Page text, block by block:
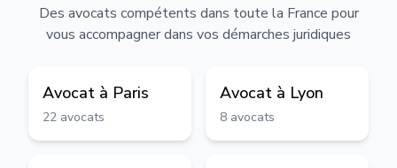
Des avocats compétents dans toute la France pour
vous accompagner dans vos démarches juridiques
Avocat à Paris
22 avocats
Avocat à Lyon
8 avocats